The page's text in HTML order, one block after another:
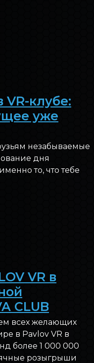
клубе:
уже
незабываемые
дня
то, что тебе
VR в
CLUB
всех желающих
в Pavlov VR в
более 1 000 000
розыгрыши